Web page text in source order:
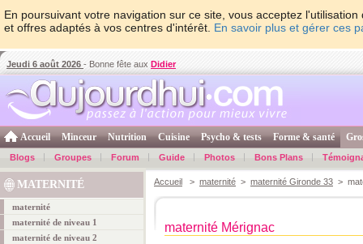
En poursuivant votre navigation sur ce site, vous acceptez
et offres adaptés à vos centres d'intérêt. En savoir plus et gérer ces
Jeudi 6 août 2026 - Bonne fête aux Didier
Accueil Minceur Nutrition Cuisine Psycho & tests Forme & santé
Blogs Groupes Forum Guide Photos Bons Plans
MATERNITÉ
maternité
maternité de niveau 1
maternité de niveau 2
Accueil > maternité > maternité Gironde 33 >
maternité Mérignac